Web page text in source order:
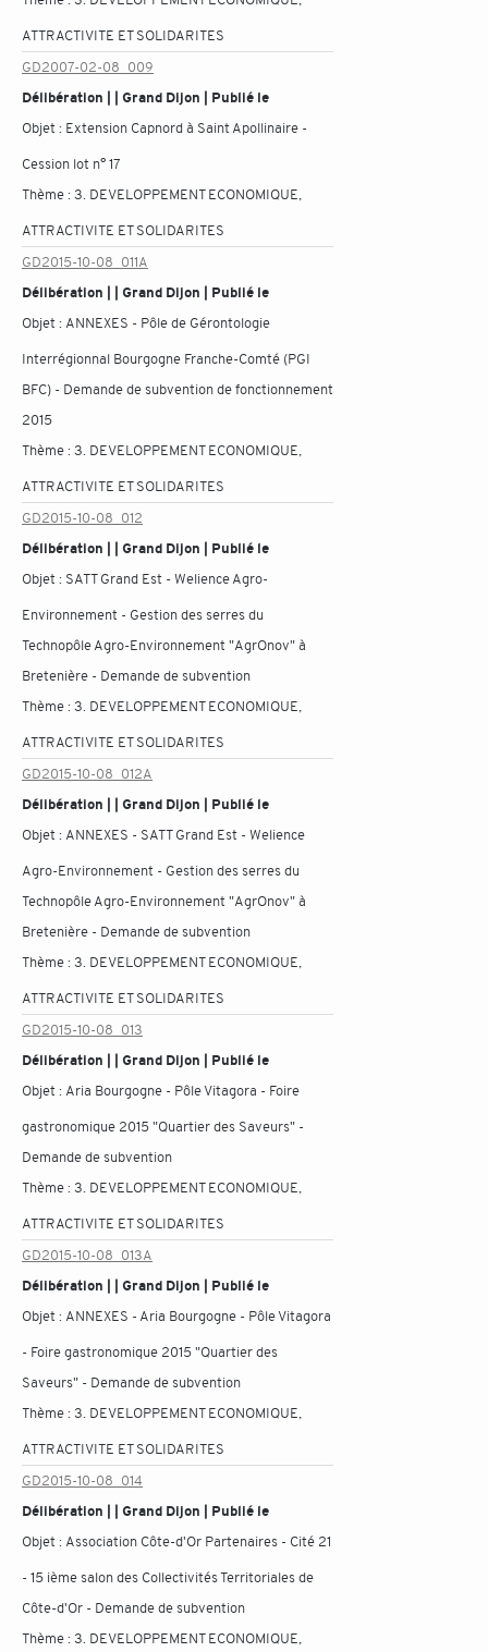
ATTRACTIVITE ET SOLIDARITES
GD2007-02-08_009
Délibération | | Grand Dijon | Publié le
Objet : Extension Capnord à Saint Apollinaire -
Cession lot n° 17
Thème :3. DEVELOPPEMENT ECONOMIQUE,
ATTRACTIVITE ET SOLIDARITES
GD2015-10-08_011A
Délibération | | Grand Dijon | Publié le
Objet : ANNEXES - Pôle de Gérontologie
Interrégionnal Bourgogne Franche-Comté (PGI
BFC) - Demande de subvention de fonctionnement
2015
Thème :3. DEVELOPPEMENT ECONOMIQUE,
ATTRACTIVITE ET SOLIDARITES
GD2015-10-08_012
Délibération | | Grand Dijon | Publié le
Objet : SATT Grand Est - Welience Agro-
Environnement - Gestion des serres du
Technopôle Agro-Environnement "AgrOnov" à
Bretenière - Demande de subvention
Thème :3. DEVELOPPEMENT ECONOMIQUE,
ATTRACTIVITE ET SOLIDARITES
GD2015-10-08_012A
Délibération | | Grand Dijon | Publié le
Objet : ANNEXES - SATT Grand Est - Welience
Agro-Environnement - Gestion des serres du
Technopôle Agro-Environnement "AgrOnov" à
Bretenière - Demande de subvention
Thème :3. DEVELOPPEMENT ECONOMIQUE,
ATTRACTIVITE ET SOLIDARITES
GD2015-10-08_013
Délibération | | Grand Dijon | Publié le
Objet : Aria Bourgogne - Pôle Vitagora - Foire
gastronomique 2015 "Quartier des Saveurs" -
Demande de subvention
Thème :3. DEVELOPPEMENT ECONOMIQUE,
ATTRACTIVITE ET SOLIDARITES
GD2015-10-08_013A
Délibération | | Grand Dijon | Publié le
Objet : ANNEXES - Aria Bourgogne - Pôle Vitagora
- Foire gastronomique 2015 "Quartier des
Saveurs" - Demande de subvention
Thème :3. DEVELOPPEMENT ECONOMIQUE,
ATTRACTIVITE ET SOLIDARITES
GD2015-10-08_014
Délibération | | Grand Dijon | Publié le
Objet : Association Côte-d'Or Partenaires - Cité 21
- 15 ième salon des Collectivités Territoriales de
Côte-d'Or - Demande de subvention
Thème :3. DEVELOPPEMENT ECONOMIQUE,